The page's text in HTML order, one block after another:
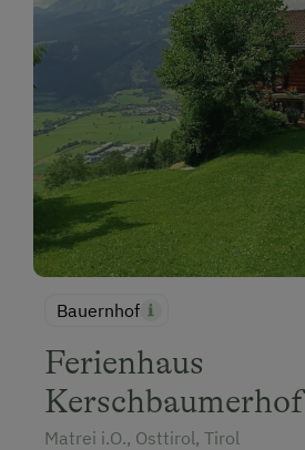
Bauernhof
Ferienhaus
Kerschbaumerhof
Matrei i.O., Osttirol, Tirol